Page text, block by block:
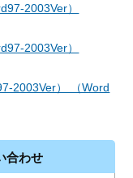
2003Ver）
2003Ver）
2003Ver） （Word
合わせ